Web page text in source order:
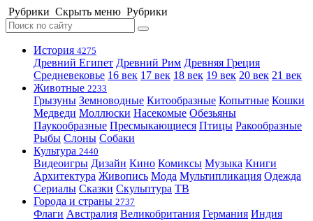
Рубрики Скрыть меню Рубрики
История 4275
Древний Египет Древний Рим Древняя Греция
Средневековье 16 век 17 век 18 век 19 век 20 век 21 век
Животные 2233
Грызуны Земноводные Китообразные Копытные Кошки
Медведи Моллюски Насекомые Обезьяны
Паукообразные Пресмыкающиеся Птицы Ракообразные
Рыбы Слоны Собаки
Культура 2440
Видеоигры Дизайн Кино Комиксы Музыка Книги
Архитектура Живопись Мода Мультипликация Одежда
Сериалы Сказки Скульптура ТВ
Города и страны 2737
Флаги Австралия Великобритания Германия Индия